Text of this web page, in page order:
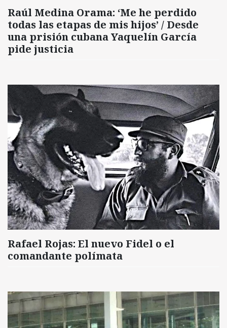
Raúl Medina Orama: ‘Me he perdido
todas las etapas de mis hijos’ / Desde
una prisión cubana Yaquelín García
pide justicia
Rafael Rojas: El nuevo Fidel o el
comandante polímata